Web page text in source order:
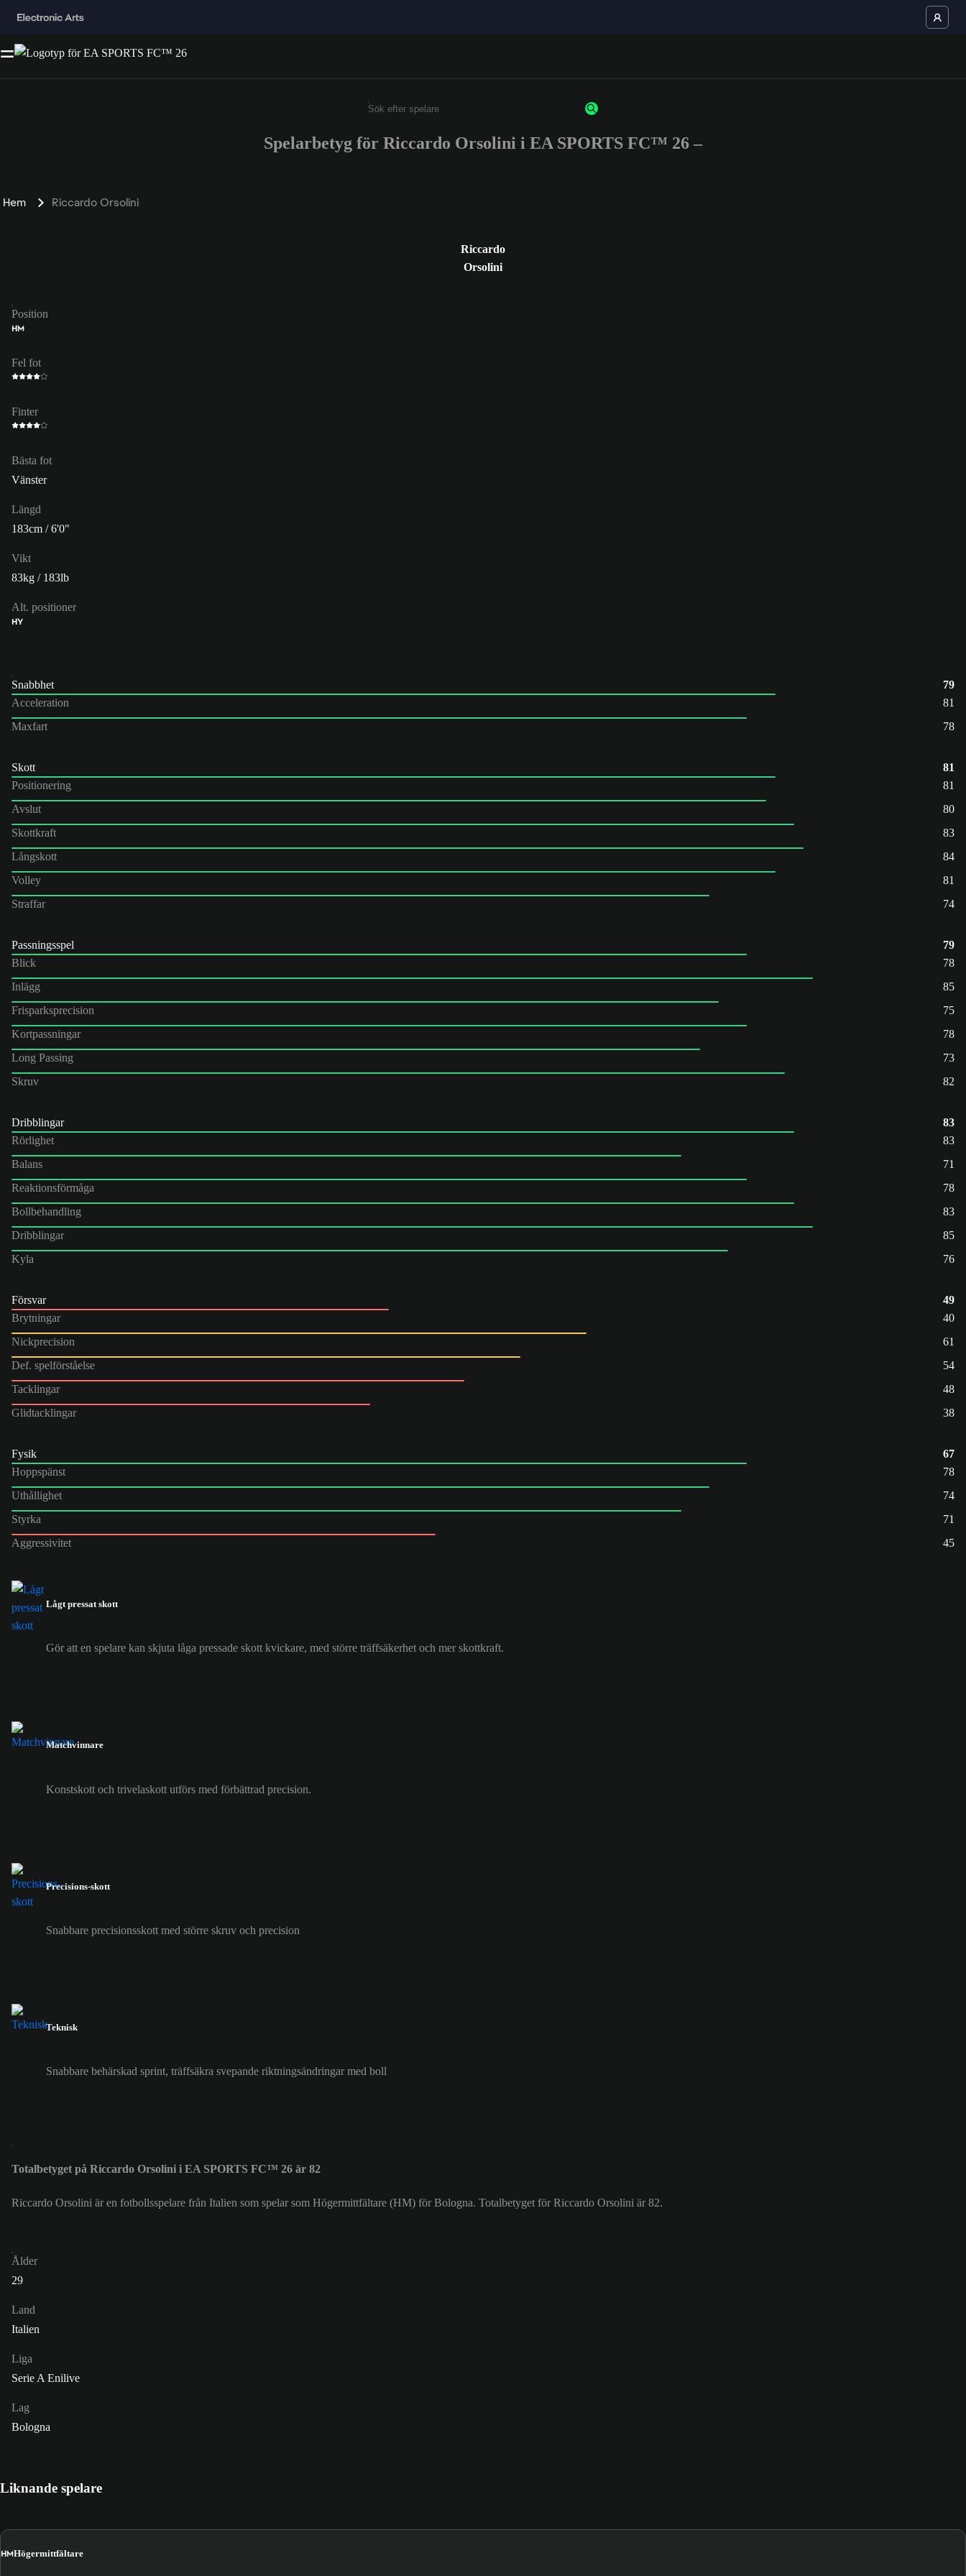
Ange minst 3 tecken eller siffror
Spelarbetyg för Riccardo Orsolini i EA SPORTS FC™ 26 –
Hem Riccardo Orsolini
Riccardo
Orsolini
Position
HM
Fel fot
Finter
Bästa fot
Vänster
Längd
183cm / 6'0"
Vikt
83kg / 183lb
Alt. positioner
HY
Snabbhet
79
Acceleration
81
Maxfart
78
Skott
81
Positionering
81
Avslut
80
Skottkraft
83
Långskott
84
Volley
81
Straffar
74
Passningsspel
79
Blick
78
Inlägg
85
Frisparksprecision
75
Kortpassningar
78
Long Passing
73
Skruv
82
Dribblingar
83
Rörlighet
83
Balans
71
Reaktionsförmåga
78
Bollbehandling
83
Dribblingar
85
Kyla
76
Försvar
49
Brytningar
40
Nickprecision
61
Def. spelförståelse
54
Tacklingar
48
Glidtacklingar
38
Fysik
67
Hoppspänst
78
Uthållighet
74
Styrka
71
Aggressivitet
45
Lågt pressat skott
Gör att en spelare kan skjuta låga pressade skott kvickare, med större träffsäkerhet och mer skottkraft.
Matchvinnare
Konstskott och trivelaskott utförs med förbättrad precision.
Precisions-skott
Snabbare precisionsskott med större skruv och precision
Teknisk
Snabbare behärskad sprint, träffsäkra svepande riktningsändringar med boll
Totalbetyget på Riccardo Orsolini i EA SPORTS FC™ 26 är 82
Riccardo Orsolini är en fotbollsspelare från Italien som spelar som Högermittfältare (HM) för Bologna. Totalbetyget för Riccardo Orsolini är 82.
Ålder
29
Land
Italien
Liga
Serie A Enilive
Lag
Bologna
Liknande spelare
HMHögermittfältare